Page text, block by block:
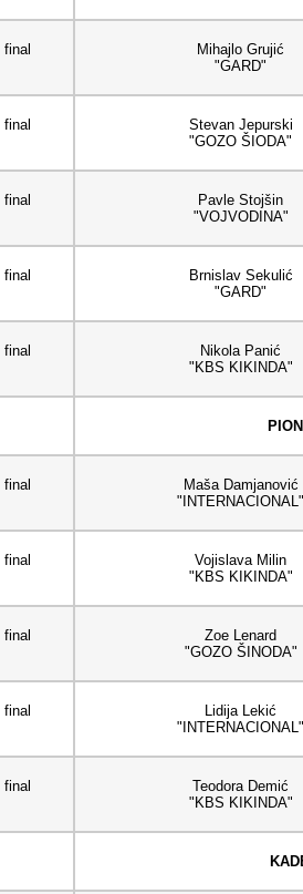
final
Mihajlo Grujić
"GARD"
final
Stevan Jepurski
"GOZO ŠIODA"
final
Pavle Stojšin
"VOJVODINA"
final
Brnislav Sekulić
"GARD"
final
Nikola Panić
"KBS KIKINDA"
final
Maša Damjanović
"INTERNACIONAL"
final
Vojislava Milin
"KBS KIKINDA"
final
Zoe Lenard
"GOZO ŠINODA"
final
Lidija Lekić
"INTERNACIONAL"
final
Teodora Demić
"KBS KIKINDA"